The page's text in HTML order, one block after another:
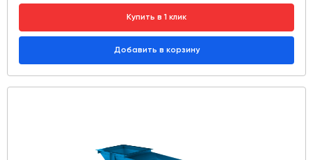
Купить в 1 клик
Добавить в корзину